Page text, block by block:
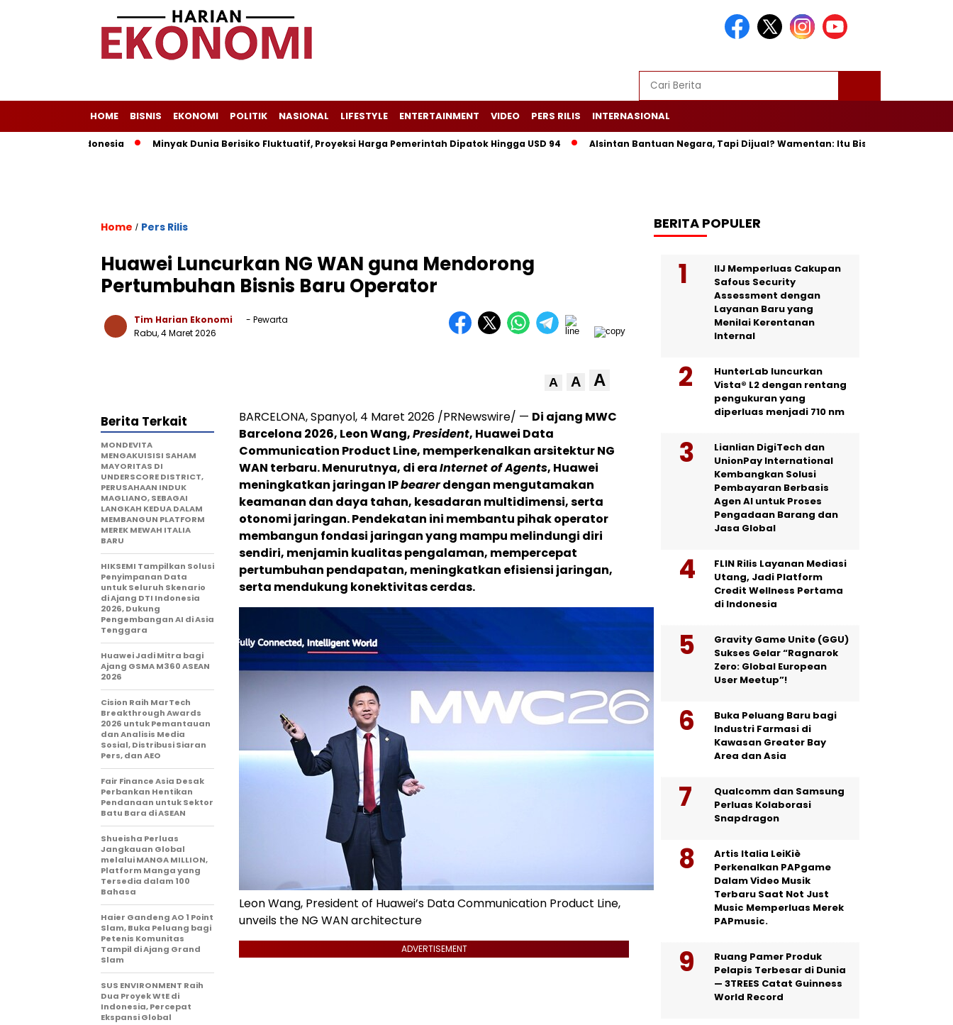
HOME BISNIS EKONOMI POLITIK NASIONAL LIFESTYLE ENTERTAINMENT VIDEO PERS RILIS INTERNASIONAL
Indonesia Minyak Dunia Berisiko Fluktuatif, Proyeksi Harga Pemerintah Dipatok Hingga USD 94 Alsintan Bantuan Negara, Tapi Dijual? Wamentan: Itu Bisa Dipenjara
Home / Pers Rilis
Huawei Luncurkan NG WAN guna Mendorong
Pertumbuhan Bisnis Baru Operator
Tim Harian Ekonomi
- Pewarta
Rabu, 4 Maret 2026
A A A
BARCELONA, Spanyol, 4 Maret 2026 /PRNewswire/ — Di ajang MWC
Barcelona 2026, Leon Wang,President, Huawei Data
Communication Product Line, memperkenalkan arsitektur NG
WAN terbaru. Menurutnya, di eraInternet of Agents, Huawei
meningkatkan jaringan IPbearerdengan mengutamakan
keamanan dan daya tahan, kesadaran multidimensi, serta
otonomi jaringan. Pendekatan ini membantu pihak operator
membangun fondasi jaringan yang mampu melindungi diri
sendiri, menjamin kualitas pengalaman, mempercepat
pertumbuhan pendapatan, meningkatkan efisiensi jaringan,
serta mendukung konektivitas cerdas.
Leon Wang, President of Huawei’s Data Communication Product Line,
unveils the NG WAN architecture
ADVERTISEMENT
Berita Terkait
MONDEVITA
MENGAKUISISI SAHAM
MAYORITAS DI
UNDERSCORE DISTRICT,
PERUSAHAAN INDUK
MAGLIANO, SEBAGAI
LANGKAH KEDUA DALAM
MEMBANGUN PLATFORM
MEREK MEWAH ITALIA
BARU
HIKSEMI Tampilkan Solusi
Penyimpanan Data
untuk Seluruh Skenario
di Ajang DTI Indonesia
2026, Dukung
Pengembangan AI di Asia
Tenggara
Huawei Jadi Mitra bagi
Ajang GSMA M360 ASEAN
2026
Cision Raih MarTech
Breakthrough Awards
2026 untuk Pemantauan
dan Analisis Media
Sosial, Distribusi Siaran
Pers, dan AEO
Fair Finance Asia Desak
Perbankan Hentikan
Pendanaan untuk Sektor
Batu Bara di ASEAN
Shueisha Perluas
Jangkauan Global
melalui MANGA MILLION,
Platform Manga yang
Tersedia dalam 100
Bahasa
Haier Gandeng AO 1 Point
Slam, Buka Peluang bagi
Petenis Komunitas
Tampil di Ajang Grand
Slam
SUS ENVIRONMENT Raih
Dua Proyek WtE di
Indonesia, Percepat
Ekspansi Global
BERITA POPULER
IIJ Memperluas Cakupan
Safous Security
Assessment dengan
Layanan Baru yang
Menilai Kerentanan
Internal
HunterLab luncurkan
Vista® L2 dengan rentang
pengukuran yang
diperluas menjadi 710 nm
Lianlian DigiTech dan
UnionPay International
Kembangkan Solusi
Pembayaran Berbasis
Agen AI untuk Proses
Pengadaan Barang dan
Jasa Global
FLIN Rilis Layanan Mediasi
Utang, Jadi Platform
Credit Wellness Pertama
di Indonesia
Gravity Game Unite (GGU)
Sukses Gelar “Ragnarok
Zero: Global European
User Meetup”!
Buka Peluang Baru bagi
Industri Farmasi di
Kawasan Greater Bay
Area dan Asia
Qualcomm dan Samsung
Perluas Kolaborasi
Snapdragon
Artis Italia LeiKiè
Perkenalkan PAPgame
Dalam Video Musik
Terbaru Saat Not Just
Music Memperluas Merek
PAPmusic.
Ruang Pamer Produk
Pelapis Terbesar di Dunia
— 3TREES Catat Guinness
World Record